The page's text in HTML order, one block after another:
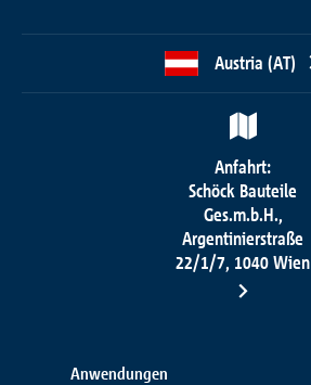
Austria (AT)
Anfahrt:
Schöck Bauteile
Ges.m.b.H.,
Argentinierstraße
22/1/7, 1040 Wien
Anwendungen